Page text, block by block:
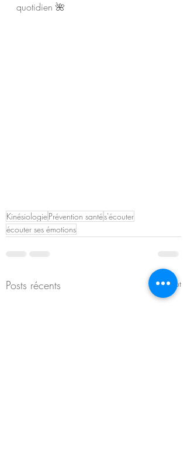
quotidien 🌺
KinésiologiePrévention santés'écouter
écouter ses émotions
Posts récents Voir tout